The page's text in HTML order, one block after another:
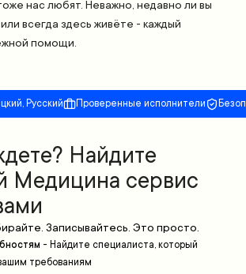
нас любят. Неважно, недавно ли вы
всегда здесь живёте - каждый
помощи.
Русский Проверенные исполнители
Найдите
Медицина сервис
Записывайтесь. Это просто.
- Найдите специалиста, который
требованиям